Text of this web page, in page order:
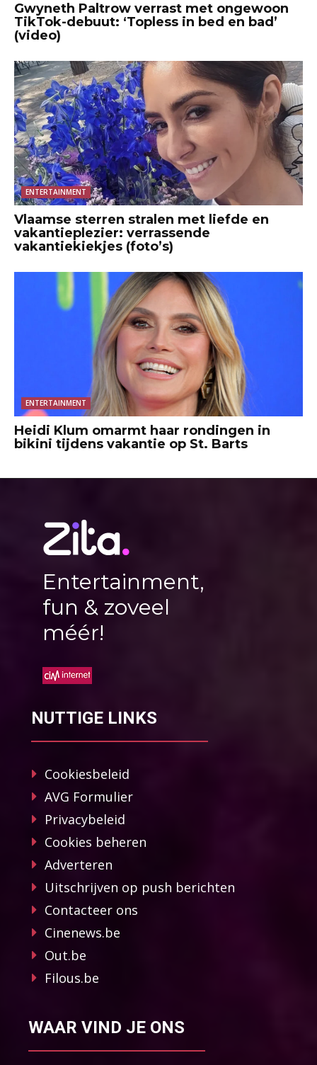
Gwyneth Paltrow verrast met ongewoon
TikTok-debuut: ‘Topless in bed en bad’
(video)
ENTERTAINMENT
Vlaamse sterren stralen met liefde en
vakantieplezier: verrassende
vakantiekiekjes (foto’s)
ENTERTAINMENT
Heidi Klum omarmt haar rondingen in
bikini tijdens vakantie op St. Barts
Entertainment,
fun & zoveel
méér!
NUTTIGE LINKS
Cookiesbeleid
AVG Formulier
Privacybeleid
Cookies beheren
Adverteren
Uitschrijven op push berichten
Contacteer ons
Cinenews.be
Out.be
Filous.be
WAAR VIND JE ONS